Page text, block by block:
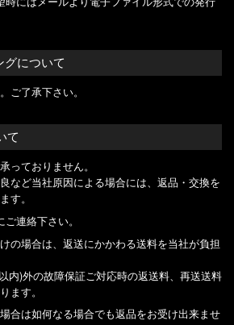
グについて
ご了承下さい。
て
っておりません。
など当社原因による場合には、返品・交換を
す。
連絡下さい。
の場合は、返送にかかわる送料を当社が負担
内)外の故障保証ご対応時の返送料、再送送料
ます。
合は如何なる場合でも返品をお受け出来ませ